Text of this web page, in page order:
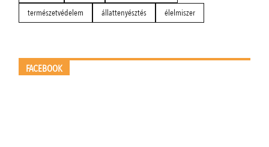
természetvédelem
állattenyésztés élelmiszer
FACEBOOK